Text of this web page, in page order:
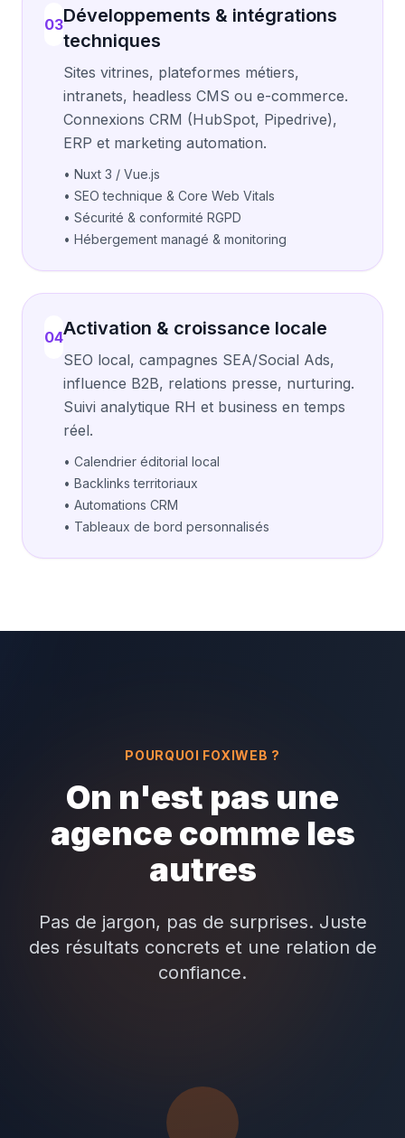
03Développements & intégrations
techniques
Sites vitrines, plateformes métiers,
intranets, headless CMS ou e-commerce.
Connexions CRM (HubSpot, Pipedrive),
ERP et marketing automation.
• Nuxt 3 / Vue.js
• SEO technique & Core Web Vitals
• Sécurité & conformité RGPD
• Hébergement managé & monitoring
04Activation & croissance locale
SEO local, campagnes SEA/Social Ads,
influence B2B, relations presse, nurturing.
Suivi analytique RH et business en temps
réel.
• Calendrier éditorial local
• Backlinks territoriaux
• Automations CRM
• Tableaux de bord personnalisés
POURQUOI FOXIWEB ?
On n'est pas une
agence comme les
autres
Pas de jargon, pas de surprises. Juste
des résultats concrets et une relation de
confiance.